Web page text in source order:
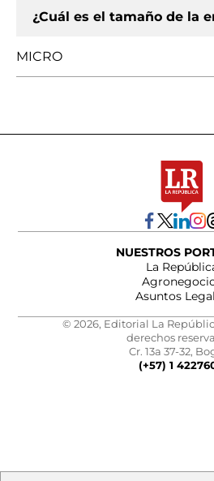
¿Cuál es el tamaño de la
MICRO
NUESTROS
La
Asuntos
© 2026, Editorial La
derechos
Cr. 13a 37-32,
(+57) 1